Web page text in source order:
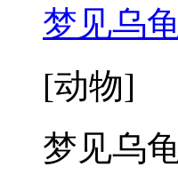
梦见乌
[动物]
梦见乌